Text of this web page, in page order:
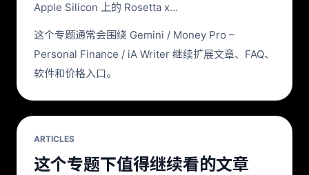
Apple Silicon 上的 Rosetta x…
这个专题通常会围绕 Gemini / Money Pro –
Personal Finance / iA Writer 继续扩展文章、FAQ、
软件和价格入口。
ARTICLES
这个专题下值得继续看的文章